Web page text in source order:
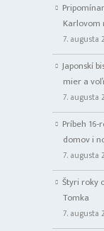
Karlovom
7. augusta
Japonskí
mier a
7. augusta
Príbeh
domov i
7. augusta
Štyri roky
Tomka
7. augusta